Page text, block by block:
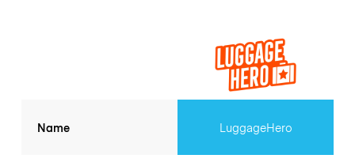
Name LuggageHero